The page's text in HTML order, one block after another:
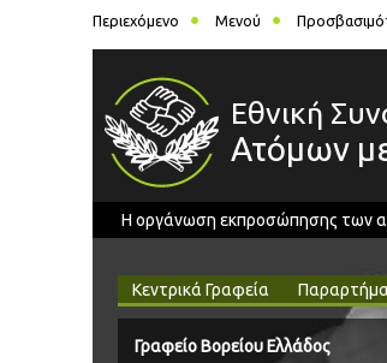
Περιεχόμενο Μενού
Εθνική
Ατόμων
Η οργάνωση εκπροσώπησης των
Κεντρικά Γραφεία
Γραφείο Βορείου Ελλάδος